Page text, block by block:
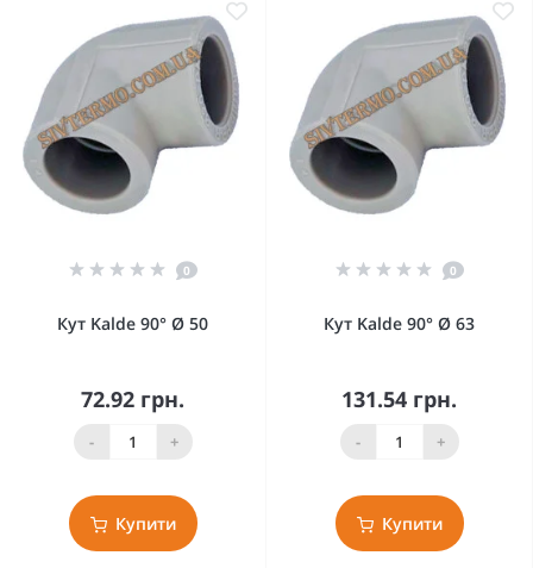
0
Кут Kalde 90° Ø 50
72.92 грн.
- +
Купити
0
Кут Kalde 90° Ø 63
131.54 грн.
- +
Купити